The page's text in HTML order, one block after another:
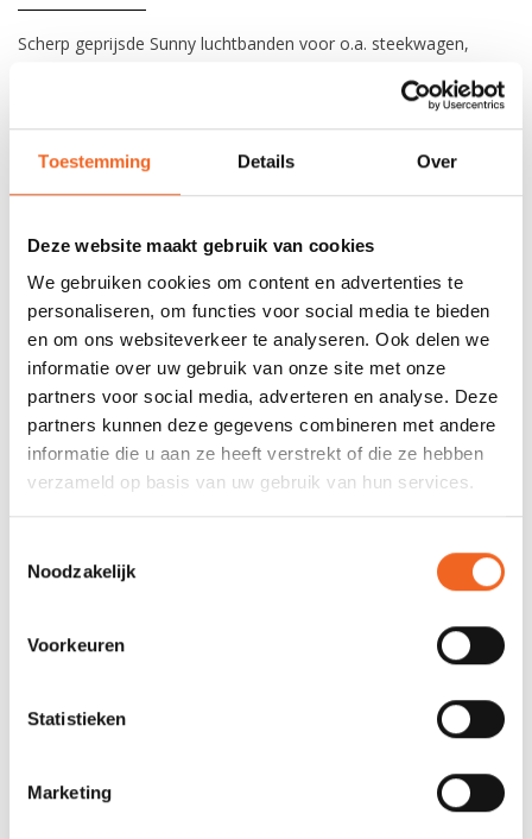
Toestemming Details Over
Deze website maakt gebruik van cookies
We gebruiken cookies om content en advertenties te
personaliseren, om functies voor social media te bieden
en om ons websiteverkeer te analyseren. Ook delen we
informatie over uw gebruik van onze site met onze
partners voor social media, adverteren en analyse. Deze
partners kunnen deze gegevens combineren met andere
informatie die u aan ze heeft verstrekt of die ze hebben
verzameld op basis van uw gebruik van hun services.
Noodzakelijk
Voorkeuren
Statistieken
Marketing
Scherp geprijsde Sunny luchtbanden voor o.a. steekwagen,
Maat: 260 x 85 mm
As diameter: 20 mm
Gelagerd: Ja
REVIEWS
Nog niet gewaardeerd
0 sterren op basis van 0 beoordelingen
GERELATEERDE PRODUCTEN